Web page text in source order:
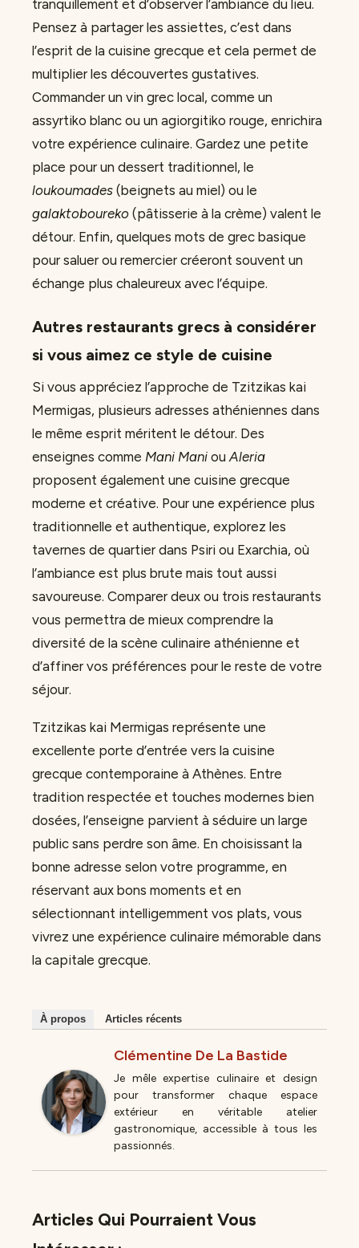
tranquillement et d’observer l’ambiance du lieu.
Pensez à partager les assiettes, c’est dans
l’esprit de la cuisine grecque et cela permet de
multiplier les découvertes gustatives.
Commander un vin grec local, comme un
assyrtiko blanc ou un agiorgitiko rouge, enrichira
votre expérience culinaire. Gardez une petite
place pour un dessert traditionnel, le
loukoumades (beignets au miel) ou le
galaktoboureko (pâtisserie à la crème) valent le
détour. Enfin, quelques mots de grec basique
pour saluer ou remercier créeront souvent un
échange plus chaleureux avec l’équipe.
Autres restaurants grecs à considérer
si vous aimez ce style de cuisine
Si vous appréciez l’approche de Tzitzikas kai
Mermigas, plusieurs adresses athéniennes dans
le même esprit méritent le détour. Des
enseignes comme Mani Mani ouAleria
proposent également une cuisine grecque
moderne et créative. Pour une expérience plus
traditionnelle et authentique, explorez les
tavernes de quartier dans Psiri ou Exarchia, où
l’ambiance est plus brute mais tout aussi
savoureuse. Comparer deux ou trois restaurants
vous permettra de mieux comprendre la
diversité de la scène culinaire athénienne et
d’affiner vos préférences pour le reste de votre
séjour.
Tzitzikas kai Mermigas représente une
excellente porte d’entrée vers la cuisine
grecque contemporaine à Athènes. Entre
tradition respectée et touches modernes bien
dosées, l’enseigne parvient à séduire un large
public sans perdre son âme. En choisissant la
bonne adresse selon votre programme, en
réservant aux bons moments et en
sélectionnant intelligemment vos plats, vous
vivrez une expérience culinaire mémorable dans
la capitale grecque.
À propos Articles récents
Clémentine De La Bastide
Je mêle expertise culinaire et design
pour transformer chaque espace
extérieur en véritable atelier
gastronomique, accessible à tous les
passionnés.
Articles Qui Pourraient Vous